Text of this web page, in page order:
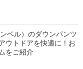
ベル）のダウンパンツ
ウトドアを快適に！お
をご紹介